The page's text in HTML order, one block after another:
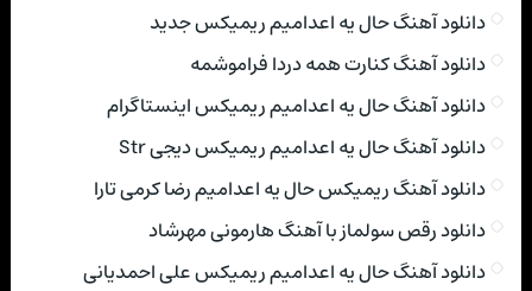
دانلود آهنگ حال یه اعدامیم ریمیکس جدید
دانلود آهنگ کنارت همه دردا فراموشمه
دانلود آهنگ حال یه اعدامیم ریمیکس اینستاگرام
دانلود آهنگ حال یه اعدامیم ریمیکس دیجی Str
دانلود آهنگ ریمیکس حال یه اعدامیم رضا کرمی تارا
دانلود رقص سولماز با آهنگ هارمونی مهرشاد
دانلود آهنگ حال یه اعدامیم ریمیکس علی احمدیانی